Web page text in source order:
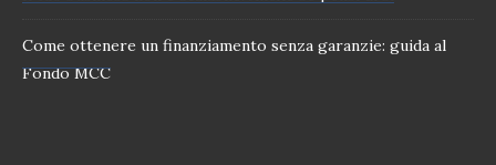
Come ottenere un finanziamento senza garanzie: guida al
Fondo MCC